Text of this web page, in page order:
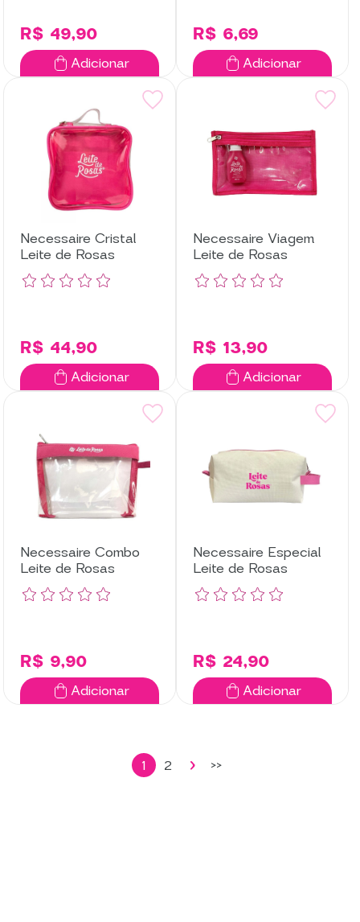
R$ 49,90
Adicionar
R$ 6,69
Adicionar
Necessaire Cristal
Leite de Rosas
R$ 44,90
Adicionar
Necessaire Viagem
Leite de Rosas
R$ 13,90
Adicionar
Necessaire Combo
Leite de Rosas
R$ 9,90
Adicionar
Necessaire Especial
Leite de Rosas
R$ 24,90
Adicionar
1 2 >>